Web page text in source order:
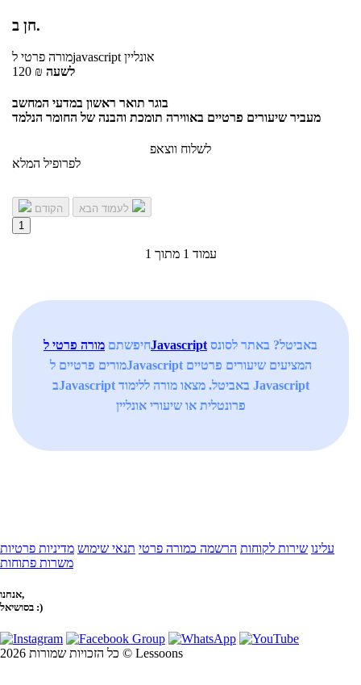
חן ב.
מורה פרטילjavascript אונליין
120 ₪ לשעה
בוגר תואר ראשון במדעי המחשב
מעביר שיעורים פרטיים באווירה תומכת והבנה של החומר הנלמד
לשלוח ווצאפ
לפרופיל המלא
הקודם
1
עמוד 1 מתוך 1
חיפשתםמורה פרטי לJavascriptבאביטל? באתר לסונס
מורים פרטיים לJavascript המציעים שיעורים פרטיים
בJavascript באביטל. מצאו מורה ללימוד Javascript
פרונטלית או שיעורי אונליין
עלינו שירות לקוחות הרשמה כמורה פרטי תנאי שימוש מדיניות פרטיות
משרות פתוחות
אנחנו,
בסושיאל :)
כל הזכויות שמורות 2026 © Lessoons